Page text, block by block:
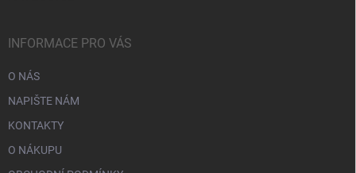
INFORMACE PRO VÁS
O NÁS
NAPIŠTE NÁM
KONTAKTY
O NÁKUPU